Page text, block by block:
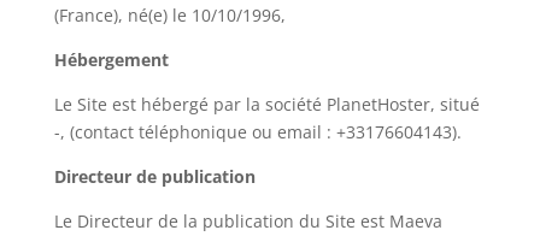
(France), né(e) le 10/10/1996,
Hébergement
Le Site est hébergé par la société PlanetHoster, situé
-, (contact téléphonique ou email : +33176604143).
Directeur de publication
Le Directeur de la publication du Site est Maeva